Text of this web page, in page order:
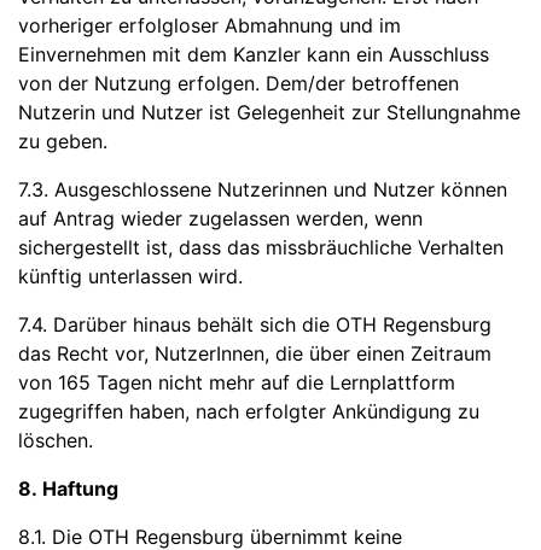
vorheriger erfolgloser Abmahnung und im
Einvernehmen mit dem Kanzler kann ein Ausschluss
von der Nutzung erfolgen. Dem/der betroffenen
Nutzerin und Nutzer ist Gelegenheit zur Stellungnahme
zu geben.
7.3. Ausgeschlossene Nutzerinnen und Nutzer können
auf Antrag wieder zugelassen werden, wenn
sichergestellt ist, dass das missbräuchliche Verhalten
künftig unterlassen wird.
7.4. Darüber hinaus behält sich die OTH Regensburg
das Recht vor, NutzerInnen, die über einen Zeitraum
von 165 Tagen nicht mehr auf die Lernplattform
zugegriffen haben, nach erfolgter Ankündigung zu
löschen.
8. Haftung
8.1. Die OTH Regensburg übernimmt keine